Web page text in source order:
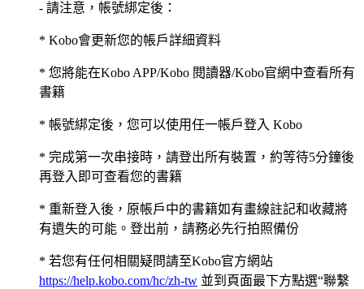
- 請注意，帳號綁定後：
* Kobo會更新您的帳戶詳細資料
* 您將能在Kobo APP/Kobo 閱讀器/Kobo官網中查看所有
書籍
* 帳號綁定後，您可以使用任一帳戶登入 Kobo
* 完成第一次串接時，請登出所有裝置，約等待5分鐘後
再登入即可查看您的書籍
* 重新登入後，原帳戶中的書籍如有畫線註記和收藏將
有遺失的可能。登出前，請務必先行拍照備份
* 若您有任何相關疑問請至Kobo官方網站
https://help.kobo.com/hc/zh-tw 並到頁面最下方點選“聯繫